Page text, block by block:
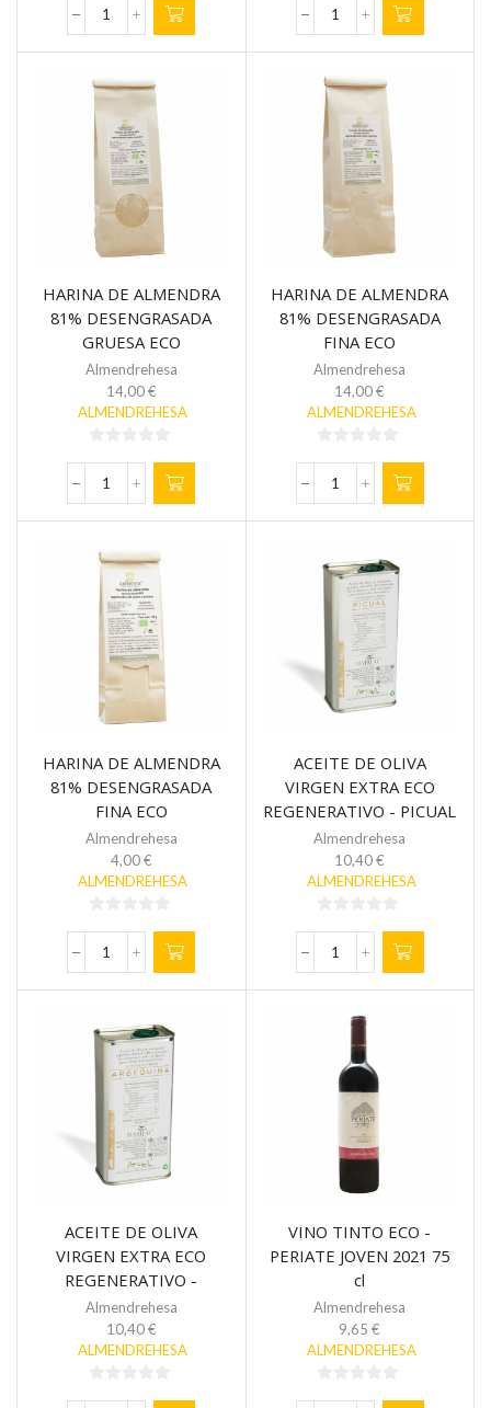
de
5
ACEITE
VIRGEN
EXTRA
ECO
REGENERATIVO
PICUAL
3L
cantidad
de
5
HARINA
81%
GRUESA
ECO
REGENERATIVA
125
gr
HARINA DE ALMENDRA
81% DESENGRASADA
GRUESA ECO
REGENERATIVA 500 gr
Almendrehesa
14,00€
ALMENDREHESA
de
5
HARINA
81%
DESENGRASADA
GRUESA
ECO
REGENERATIVA
500
gr
cantidad
HARINA DE ALMENDRA
81% DESENGRASADA
FINA ECO
REGENERATIVA 500 gr
Almendrehesa
14,00€
ALMENDREHESA
de
5
HARINA
DESENGRASADA
FINA
ECO
REGENERATIVA
500
gr
cantidad
HARINA DE ALMENDRA
81% DESENGRASADA
FINA ECO
REGENERATIVA 125 gr
Almendrehesa
4,00€
ALMENDREHESA
de
5
HARINA
81%
DESENGRASADA
FINA
ECO
REGENERATIVA
125
gr
cantidad
ACEITE DE OLIVA
VIRGEN EXTRA ECO
REGENERATIVO - PICUAL
500 ml
Almendrehesa
10,40€
ALMENDREHESA
de
5
ACEITE
VIRGEN
EXTRA
ECO
REGENERATIVO
PICUAL
500
ml
cantidad
ACEITE DE OLIVA
VIRGEN EXTRA ECO
REGENERATIVO -
ARBEQUINA 500 ml
Almendrehesa
10,40€
ALMENDREHESA
VINO TINTO ECO -
PERIATE JOVEN 2021 75
cl
Almendrehesa
9,65€
ALMENDREHESA